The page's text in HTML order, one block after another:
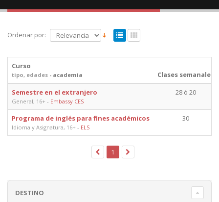
Ordenar por:
Curso
tipo, edades - academia
Clases semanales
Semestre en el extranjero
General, 16+ - Embassy CES
28 ó 20
Programa de inglés para fines académicos
Idioma y Asignatura, 16+ - ELS
30
1
DESTINO